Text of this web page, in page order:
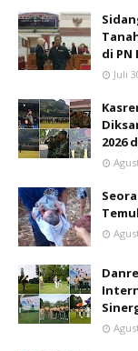
di PN
Juli
2026